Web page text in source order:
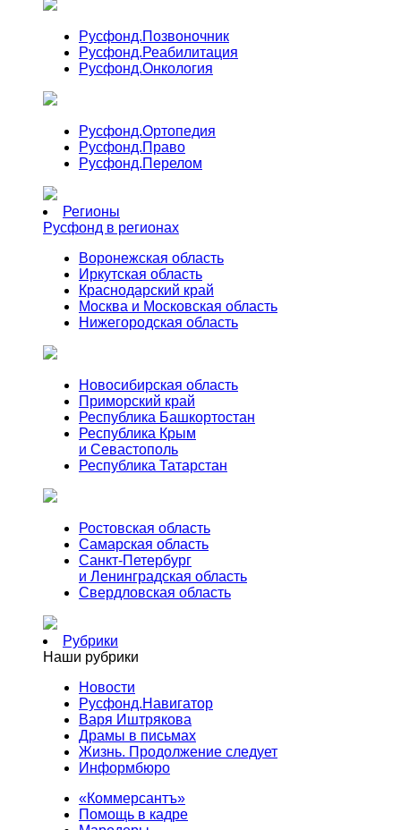
Русфонд.Позвоночник
Русфонд.Реабилитация
Русфонд.Онкология
Русфонд.Ортопедия
Русфонд.Право
Русфонд.Перелом
Регионы
Русфонд в регионах
Воронежская область
Иркутская область
Краснодарский край
Москва и Московская область
Нижегородская область
Новосибирская область
Приморский край
Республика Башкортостан
Республика Крым
и Севастополь
Республика Татарстан
Ростовская область
Самарская область
Санкт-Петербург
и Ленинградская область
Свердловская область
Рубрики
Наши рубрики
Новости
Русфонд.Навигатор
Варя Иштрякова
Драмы в письмах
Жизнь. Продолжение следует
Информбюро
«Коммерсантъ»
Помощь в кадре